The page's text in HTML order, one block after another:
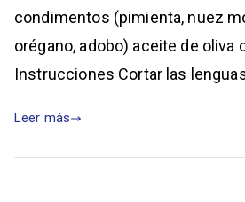
condimentos (pimienta, nuez
orégano, adobo) aceite de oliva
Instrucciones Cortar las
Leer más